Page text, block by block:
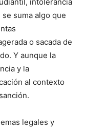
intolerancia
suma algo que
o sacada de
Y aunque la
y la
al contexto
legales y